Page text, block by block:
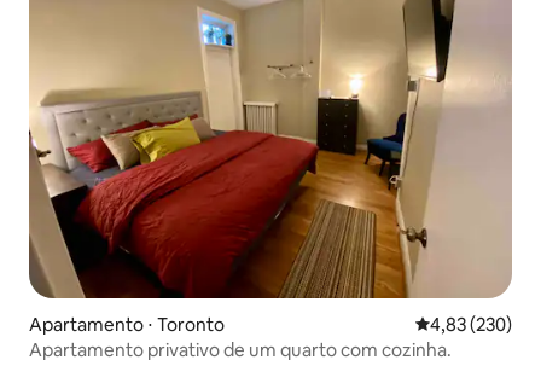
Apartamento ⋅ Toronto 4,83 de uma
4,83 (230)
Apartamento privativo de um quarto com cozinha.